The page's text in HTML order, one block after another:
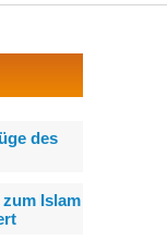
des
Islam